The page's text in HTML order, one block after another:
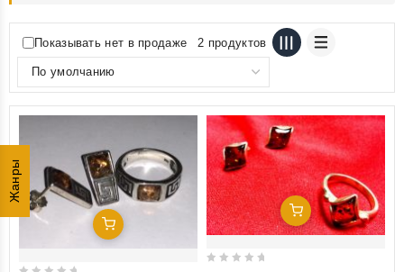
Жанры
Показывать нет в продаже 2 продуктов
Добавить В Корзину
Добавить В Корзину